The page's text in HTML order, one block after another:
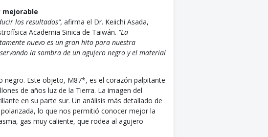
mejorable
los resultados”, afirma el Dr. Keiichi Asada,
Academia Sinica de Taiwán. “La
nuevo es un gran hito para nuestra
la sombra de un agujero negro y el material
negro. Este objeto, M87*, es el corazón palpitante
de años luz de la Tierra. La imagen del
en su parte sur. Un análisis más detallado de
lo que nos permitió conocer mejor la
gas muy caliente, que rodea al agujero